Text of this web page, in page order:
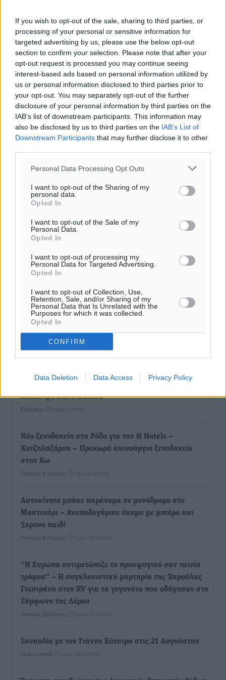
If you wish to opt-out of the sale, sharing to third parties, or
processing of your personal or sensitive information for
targeted advertising by us, please use the below opt-out
section to confirm your selection. Please note that after your
opt-out request is processed you may continue seeing
interest-based ads based on personal information utilized by
us or personal information disclosed to third parties prior to
your opt-out. You may separately opt-out of the further
disclosure of your personal information by third parties on the
IAB’s list of downstream participants. This information may
also be disclosed by us to third parties on the IAB’s List of
Downstream Participants that may further disclose it to other
Personal Data Processing Opt Outs
I want to opt-out of the Sharing of my
personal data.
Opted In
I want to opt-out of the Sale of my
Personal Data.
Opted In
I want to opt-out of processing my
Personal Data for Targeted Advertising.
Opted In
I want to opt-out of Collection, Use,
Retention, Sale, and/or Sharing of my
Personal Data that Is Unrelated with the
Purposes for which it was collected.
Opted In
CONFIRM
Data Deletion Data Access Privacy Policy
Ροή ειδήσεων
Γερμανική αγορά: Έλλειψη προσιτών ξενοδοχείων
επίκεντρο και η Ελλάδα
Ειδήσεις πριν 1 λεπτό
Νέο ξενοδοχείο στη Ρόδο για την H Hotels –
Χατζηλαζάρου – Προχωρά καινούργιο ξενοδοχείο
στην Κω
Τοπικές Ειδήσεις πριν 6 λεπτά
Αυτοκίνητο μπήκε παράνομα σε μονόδρομο στο
Μαστιχάρι – Αναποδογύρισε όχημα με μητέρα και
5χρονο παιδί
Τοπικές Ειδήσεις πριν 13 λεπτά
“Η Ευρώπη αντιμετώπιζε το προσφυγικό σαν ταινία
τρόμου” – Η συγκλονιστική μαρτυρία της Χαρούλας
Γιασιράνη στον RV για τα γεγονότα που οδήγησαν στο
Σύμφωνο της Λέρου
Τοπικές Ειδήσεις πριν 21 λεπτά
Συναυλία με τον Γιάννη Κότσιρα στις 21 Αυγούστου
Πολιτιστικά πριν 30 λεπτά